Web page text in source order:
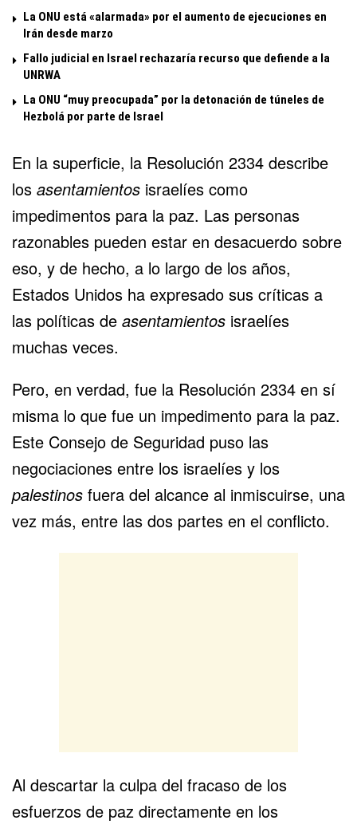
La ONU está «alarmada» por el aumento de ejecuciones en
Irán desde marzo
Fallo judicial en Israel rechazaría recurso que defiende a la
UNRWA
La ONU “muy preocupada” por la detonación de túneles de
Hezbolá por parte de Israel
En la superficie, la Resolución 2334 describe
los asentamientos israelíes como
impedimentos para la paz. Las personas
razonables pueden estar en desacuerdo sobre
eso, y de hecho, a lo largo de los años,
Estados Unidos ha expresado sus críticas a
las políticas de asentamientos israelíes
muchas veces.
Pero, en verdad, fue la Resolución 2334 en sí
misma lo que fue un impedimento para la paz.
Este Consejo de Seguridad puso las
negociaciones entre los israelíes y los
palestinos fuera del alcance al inmiscuirse, una
vez más, entre las dos partes en el conflicto.
Al descartar la culpa del fracaso de los
esfuerzos de paz directamente en los